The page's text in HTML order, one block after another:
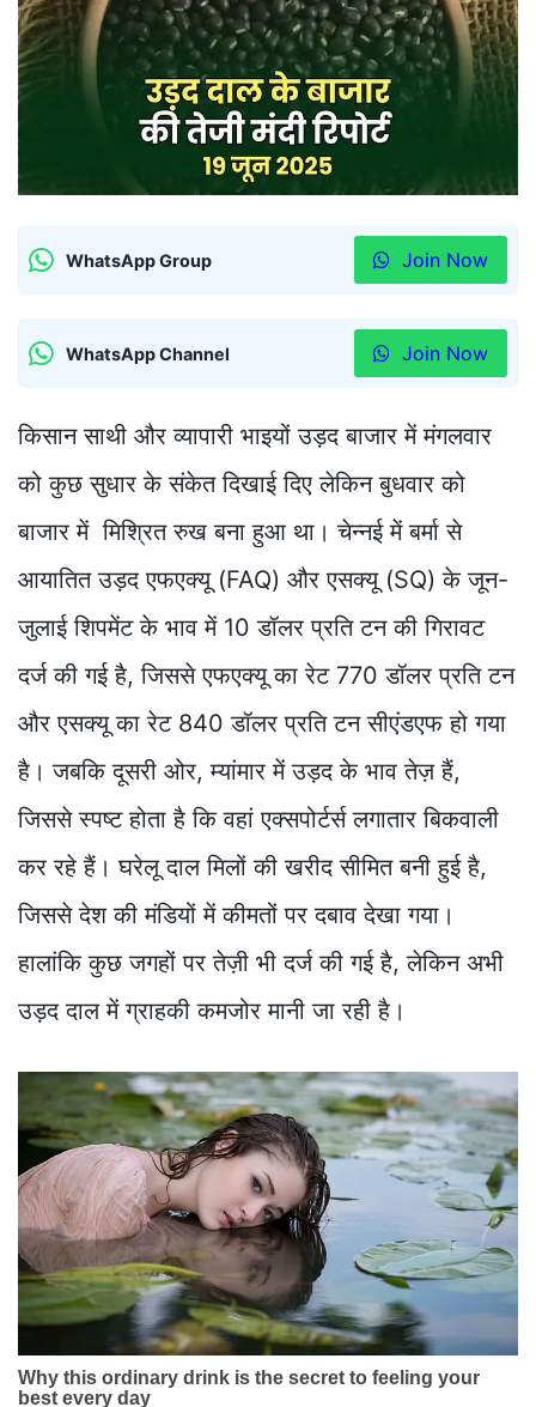
WhatsApp Group Join Now
WhatsApp Channel Join Now
किसान साथी और व्यापारी भाइयों उड़द बाजार में मंगलवार
को कुछ सुधार के संकेत दिखाई दिए लेकिन बुधवार को
बाजार में मिश्रित रुख बना हुआ था। चेन्नई में बर्मा से
आयातित उड़द एफएक्यू (FAQ) और एसक्यू (SQ) के जून-
जुलाई शिपमेंट के भाव में 10 डॉलर प्रति टन की गिरावट
दर्ज की गई है, जिससे एफएक्यू का रेट 770 डॉलर प्रति टन
और एसक्यू का रेट 840 डॉलर प्रति टन सीएंडएफ हो गया
है। जबकि दूसरी ओर, म्यांमार में उड़द के भाव तेज़ हैं,
जिससे स्पष्ट होता है कि वहां एक्सपोर्टर्स लगातार बिकवाली
कर रहे हैं। घरेलू दाल मिलों की खरीद सीमित बनी हुई है,
जिससे देश की मंडियों में कीमतों पर दबाव देखा गया।
हालांकि कुछ जगहों पर तेज़ी भी दर्ज की गई है, लेकिन अभी
उड़द दाल में ग्राहकी कमजोर मानी जा रही है।